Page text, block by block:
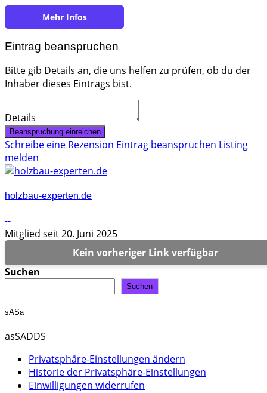
https://duemler-holzbau.de/
Eintrag beanspruchen
Bitte gib Details an, die uns helfen zu prüfen, ob du der
Inhaber dieses Eintrags bist.
Details
Beanspruchung einreichen
Schreibe eine Rezension Eintrag beanspruchen Listing
melden
holzbau-experten.de
--
Mitglied seit 20. Juni 2025
Kein vorheriger Link verfügbar
Suchen
Suchen
sASa
asSADDS
Privatsphäre-Einstellungen ändern
Historie der Privatsphäre-Einstellungen
Einwilligungen widerrufen